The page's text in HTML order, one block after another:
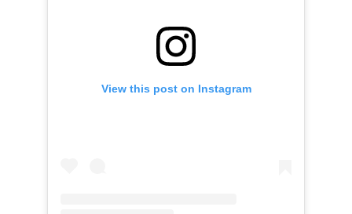
View this post on Instagram